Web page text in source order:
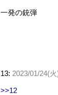
一発の銃弾
13: 2023/01/24(
>>12